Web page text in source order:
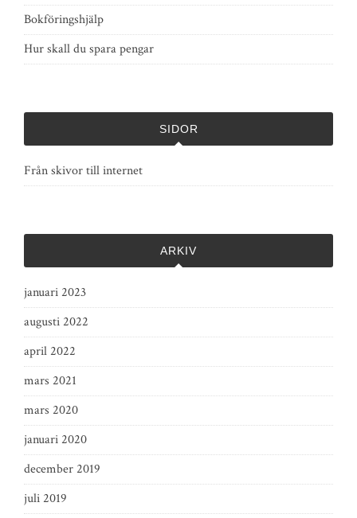
Bokföringshjälp
Hur skall du spara pengar
SIDOR
Från skivor till internet
ARKIV
januari 2023
augusti 2022
april 2022
mars 2021
mars 2020
januari 2020
december 2019
juli 2019